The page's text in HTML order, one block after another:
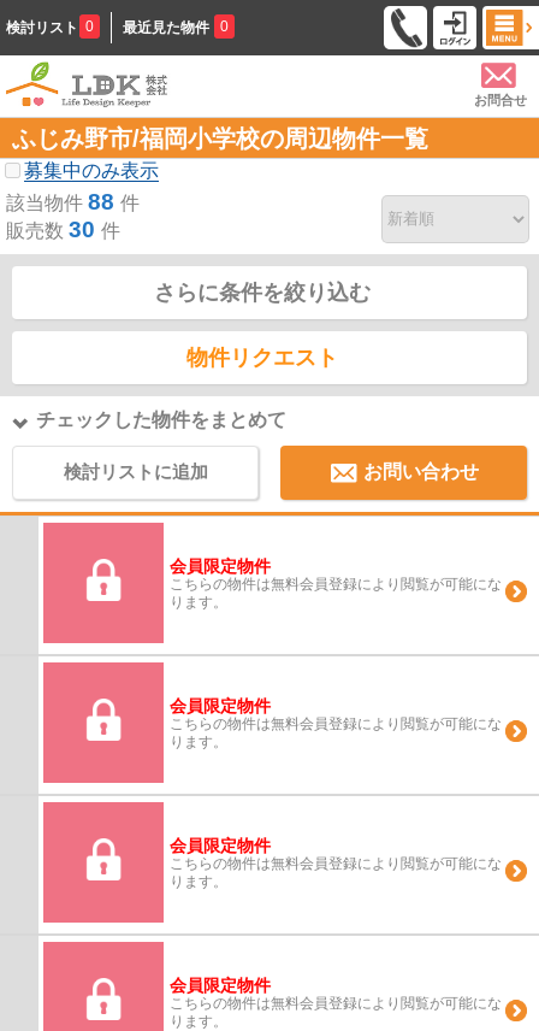
検討リスト 0 最近見た物件 0
お問合せ
ふじみ野市/福岡小学校の周辺物件一覧
募集中のみ表示
該当物件 88 件
販売数 30 件
さらに条件を絞り込む
物件リクエスト
チェックした物件をまとめて
検討リストに追加 お問い合わせ
会員限定物件
こちらの物件は無料会員登録により閲覧が可能にな
ります。
会員限定物件
こちらの物件は無料会員登録により閲覧が可能にな
ります。
会員限定物件
こちらの物件は無料会員登録により閲覧が可能にな
ります。
会員限定物件
こちらの物件は無料会員登録により閲覧が可能にな
ります。